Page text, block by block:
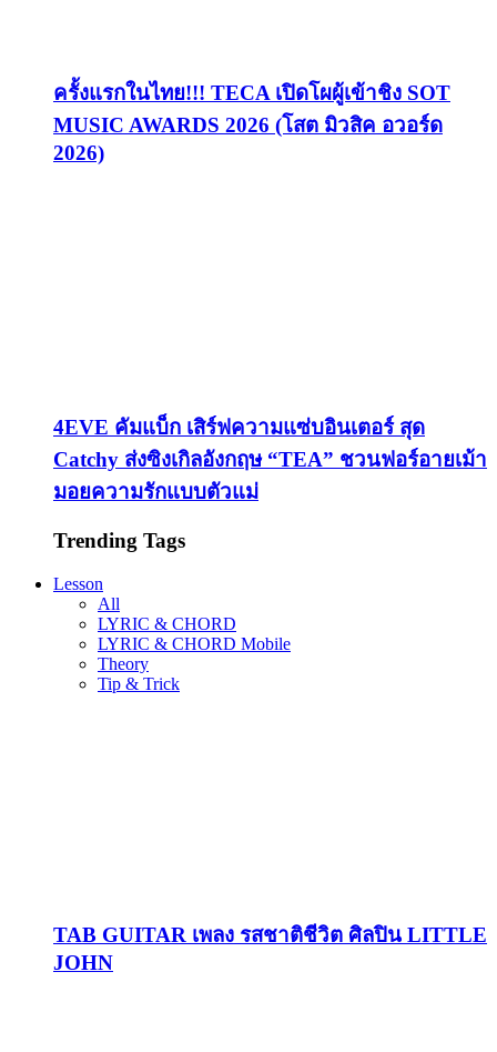
ครั้งแรกในไทย!!! TECA เปิดโผผู้เข้าชิง SOT
MUSIC AWARDS 2026 (โสต มิวสิค อวอร์ด
2026)
4EVE คัมแบ็ก เสิร์ฟความแซ่บอินเตอร์ สุด
Catchy ส่งซิงเกิลอังกฤษ “TEA” ชวนฟอร์อายเม้า
มอยความรักแบบตัวแม่
Trending Tags
Lesson
All
LYRIC & CHORD
LYRIC & CHORD Mobile
Theory
Tip & Trick
TAB GUITAR เพลง รสชาติชีวิต ศิลปิน LITTLE
JOHN